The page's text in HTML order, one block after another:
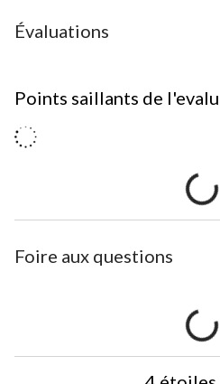
Évaluations
Points saillants de
Foire aux questions